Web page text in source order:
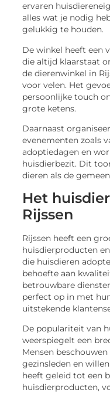
ervaren
alles wat je nodig
gelukkig te houden.
De winkel heeft een
die altijd klaarstaat
de dierenwinkel in
voor velen. Het
persoonlijke touch
grote ketens.
Daarnaast
evenementen zoals
adoptiedagen en
huisdierbezit. Dit
dieren als de
Het
Rijssen
Rijssen heeft een
huisdierproducten
die huisdieren
behoefte aan
betrouwbare
perfect op in met
uitstekende
De populariteit van
weerspiegelt een
Mensen
gezinsleden en
heeft geleid tot een
huisdierproducten,